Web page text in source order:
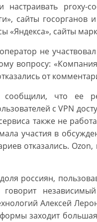
настраивать proxy-
сайты госорганов
«Яндекса», сайты
не
вопросу:
от
сообщили, что ее
с VPN
также не
участия в
отказались.
россиян,
Алексей
заходит